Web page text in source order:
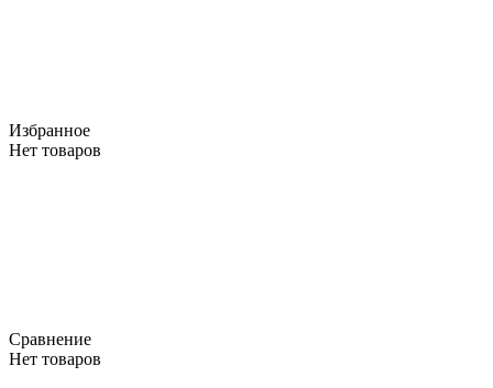
Избранное
Нет товаров
Сравнение
Нет товаров